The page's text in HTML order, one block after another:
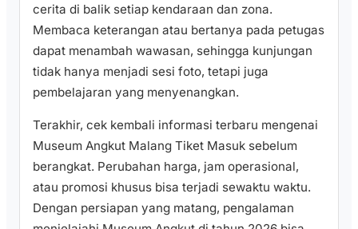
cerita di balik setiap kendaraan dan zona.
Membaca keterangan atau bertanya pada petugas
dapat menambah wawasan, sehingga kunjungan
tidak hanya menjadi sesi foto, tetapi juga
pembelajaran yang menyenangkan.
Terakhir, cek kembali informasi terbaru mengenai
Museum Angkut Malang Tiket Masuk sebelum
berangkat. Perubahan harga, jam operasional,
atau promosi khusus bisa terjadi sewaktu waktu.
Dengan persiapan yang matang, pengalaman